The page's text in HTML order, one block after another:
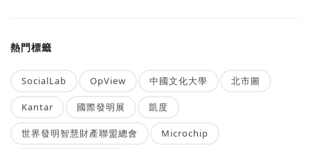
熱門標籤
SocialLab OpView 中國文化大學 北市圖
Kantar 國際發明展 凱度
世界發明智慧財產聯盟總會 Microchip